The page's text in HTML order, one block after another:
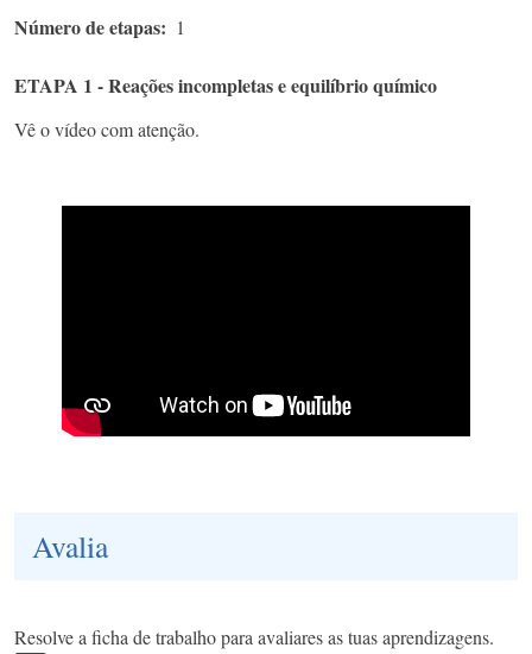
Número de etapas 1
ETAPA 1 - Reações incompletas e equilíbrio químico
Vê o vídeo com atenção.
Avalia
Resolve a ficha de trabalho para avaliares as tuas aprendizagens.